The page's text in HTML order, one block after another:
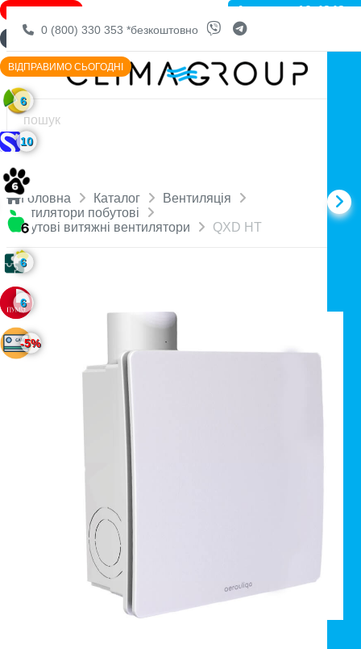
0 (800) 330 353 *безкоштовно
Головна Каталог
Вентиляція
Вентилятори побутові
Побутові витяжні вентилятори
QXD HT
Артикул: 10-4242
ЗНИЖКА -15%
ДОСТАВКА БЕЗКОШТОВНО
ВІДПРАВИМО СЬОГОДНІ
6
10
6
6
-5%